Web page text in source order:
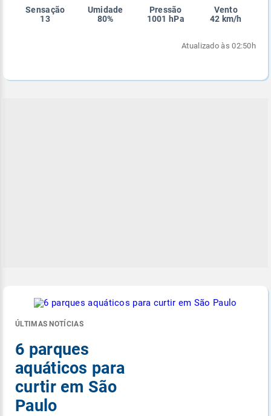
Sensação
13
Umidade
80%
Pressão
1001 hPa
Vento
42 km/h
Atualizado às 02:50h
ÚLTIMAS NOTÍCIAS
6 parques
aquáticos para
curtir em São
Paulo
Enviar
Enviar
Enviar